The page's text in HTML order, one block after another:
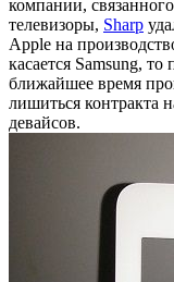
компании,
телевизоры, Sharp
Apple на
касается Samsung,
ближайшее время
лишиться контракта
девайсов.